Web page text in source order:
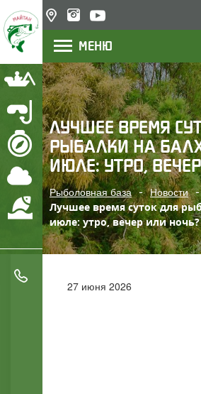
Рыбалка
Подводная охота
Маршрут
Погода
Охрана водоемов
Казахстан,
озеро
Балхаш,МЕНЮ
ЛУЧШЕЕ ВРЕМЯ
РЫБАЛКИ НА
ИЮЛЕ: УТРО,
Рыболовная база Новости
Лучшее время суток для
июле: утро, вечер или ночь?
27 июня 2026